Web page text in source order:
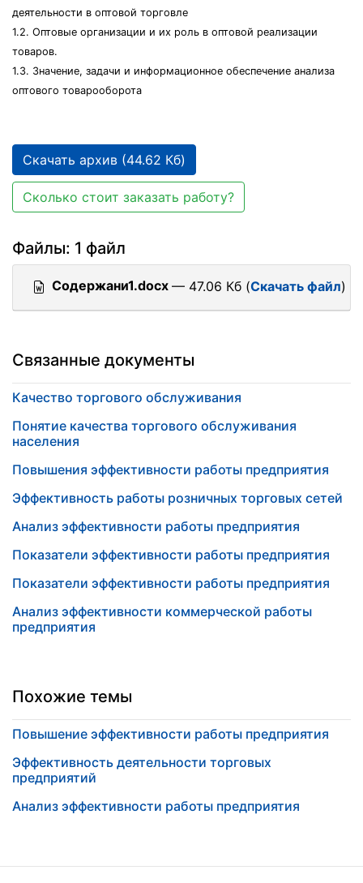
деятельности в оптовой торговле
1.2. Оптовые организации и их роль в оптовой реализации
товаров.
1.3. Значение, задачи и информационное обеспечение анализа
оптового товарооборота
Скачать архив (44.62 Кб)
Сколько стоит заказать работу?
Файлы: 1 файл
Содержани1.docx — 47.06 Кб (Скачать файл)
Связанные документы
Качество торгового обслуживания
Понятие качества торгового обслуживания
населения
Повышения эффективности работы предприятия
Эффективность работы розничных торговых сетей
Анализ эффективности работы предприятия
Показатели эффективности работы предприятия
Показатели эффективности работы предприятия
Анализ эффективности коммерческой работы
предприятия
Похожие темы
Повышение эффективности работы предприятия
Эффективность деятельности торговых
предприятий
Анализ эффективности работы предприятия